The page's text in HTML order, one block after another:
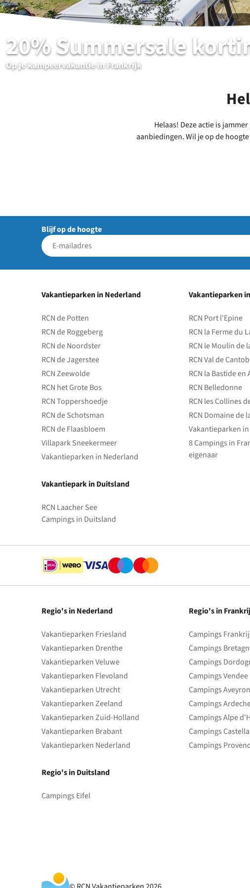
20% Summersale
Op je kampeervakantie in Frankrijk
Helaas! Deze actie is
aanbiedingen. Wil je op de
Blijf op de hoogte
Vakantieparken in Nederland
RCN de Potten
RCN de Roggeberg
RCN de Noordster
RCN de Jagerstee
RCN Zeewolde
RCN het Grote Bos
RCN Toppershoedje
RCN de Schotsman
RCN de Flaasbloem
Villapark Sneekermeer
Vakantieparken in Nederland
Vakantiepark in Duitsland
RCN Laacher See
Campings in Duitsland
Vakantieparken
RCN Port l'Epine
RCN la Ferme du
RCN le Moulin de
RCN Val de
RCN la Bastide en
RCN Belledonne
RCN les Collines
RCN Domaine de
Vakantieparken
8 Campings in
eigenaar
Regio's in Nederland
Vakantieparken Friesland
Vakantieparken Drenthe
Vakantieparken Veluwe
Vakantieparken Flevoland
Vakantieparken Utrecht
Vakantieparken Zeeland
Vakantieparken Zuid-Holland
Vakantieparken Brabant
Vakantieparken Nederland
Regio's in Duitsland
Campings Eifel
Regio's in
Campings
Campings
Campings
Campings Vendee
Campings Aveyron
Campings
Campings Alpe
Campings
Campings